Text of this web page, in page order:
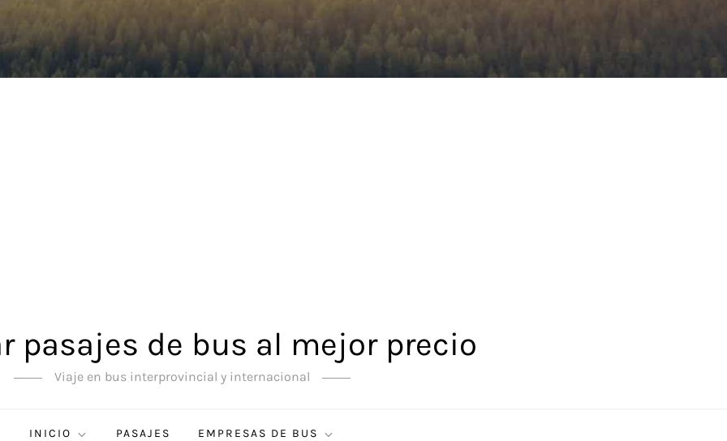
pasajes de bus al mejor precio
Viaje en bus interprovincial y internacional
INICIO PASAJES EMPRESAS DE BUS